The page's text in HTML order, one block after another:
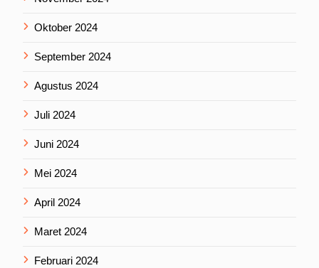
Oktober 2024
September 2024
Agustus 2024
Juli 2024
Juni 2024
Mei 2024
April 2024
Maret 2024
Februari 2024